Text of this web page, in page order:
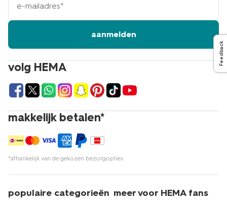
volg HEMA
makkelijk betalen*
*afhankelijk van de gekozen bezorgopties
mailadres
aanmelden
populaire categorieën meer voor HEMA fans
Feedback